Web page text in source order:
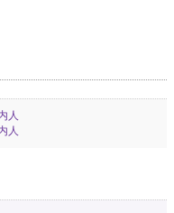
人
人